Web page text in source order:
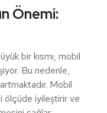
Önemi:
bir kısmı, mobil
Bu nedenle,
Mobil
ölçüde iyileştirir ve